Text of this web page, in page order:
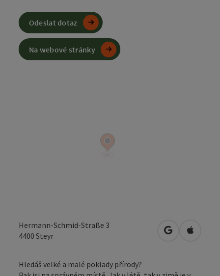
Hermann-Schmid-Straße 3
4400 Steyr Otevřít vOtevřít
Hledáš velké a malé poklady přírody?
Odeslat dotaz
Na webové stránky